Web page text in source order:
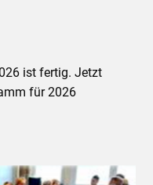
ist fertig. Jetzt
für 2026